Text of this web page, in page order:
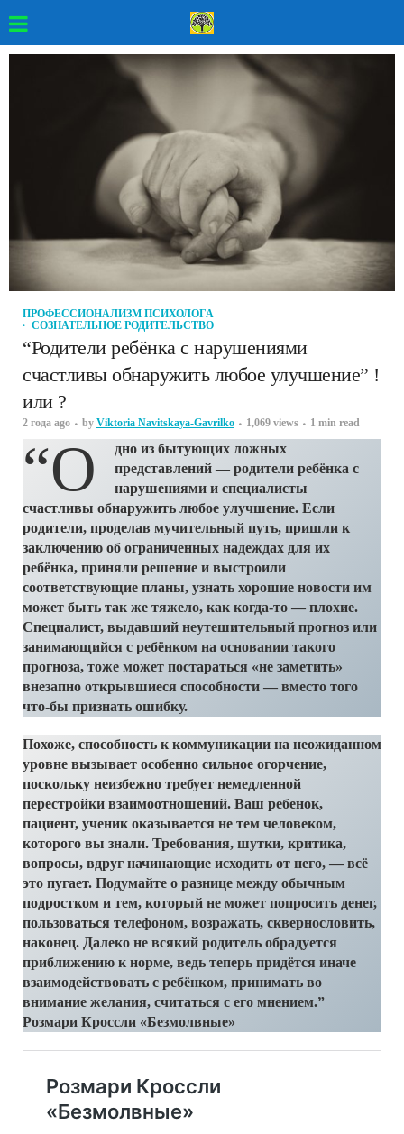
ПРОФЕССИОНАЛИЗМ ПСИХОЛОГА
СОЗНАТЕЛЬНОЕ РОДИТЕЛЬСТВО
“Родители ребёнка с нарушениями
счастливы обнаружить любое улучшение” !
или ?
2 года ago by Viktoria Navitskaya-Gavrilko 1,069 views 1 min read
“О
дно из бытующих ложных
представлений — родители ребёнка с
нарушениями и специалисты
счастливы обнаружить любое улучшение. Если
родители, проделав мучительный путь, пришли к
заключению об ограниченных надеждах для их
ребёнка, приняли решение и выстроили
соответствующие планы, узнать хорошие новости им
может быть так же тяжело, как когда-то — плохие.
Специалист, выдавший неутешительный прогноз или
занимающийся с ребёнком на основании такого
прогноза, тоже может постараться «не заметить»
внезапно открывшиеся способности — вместо того
что-бы признать ошибку.
Похоже, способность к коммуникации на неожиданном
уровне вызывает особенно сильное огорчение,
поскольку неизбежно требует немедленной
перестройки взаимоотношений. Ваш ребенок,
пациент, ученик оказывается не тем человеком,
которого вы знали. Требования, шутки, критика,
вопросы, вдруг начинающие исходить от него, — всё
это пугает. Подумайте о разнице между обычным
подростком и тем, который не может попросить денег,
пользоваться телефоном, возражать, сквернословить,
наконец. Далеко не всякий родитель обрадуется
приближению к норме, ведь теперь придётся иначе
взаимодействовать с ребёнком, принимать во
внимание желания, считаться с его мнением.”
Розмари Кроссли «Безмолвные»